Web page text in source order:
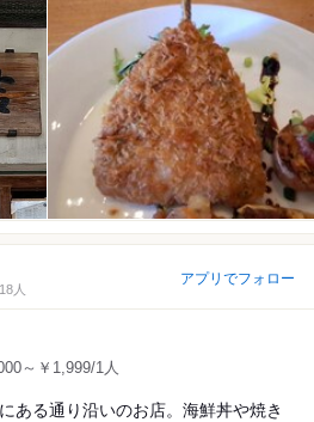
人
アプリでフォロー
～￥1,999/1人
ある通り沿いのお店。海鮮丼や焼き